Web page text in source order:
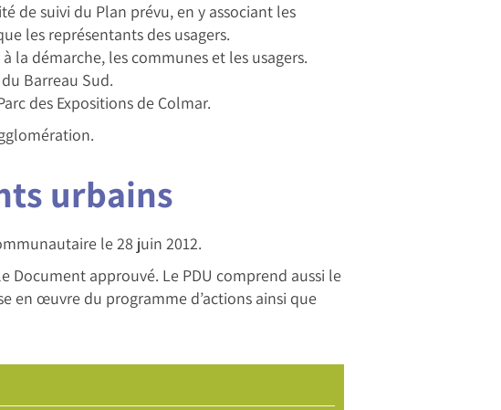
de suivi du Plan prévu, en y associant les
les représentants des usagers.
la démarche, les communes et les usagers.
Barreau Sud.
des Expositions de Colmar.
urbains
le 28 juin 2012.
Document approuvé. Le PDU comprend aussi le
en œuvre du programme d’actions ainsi que